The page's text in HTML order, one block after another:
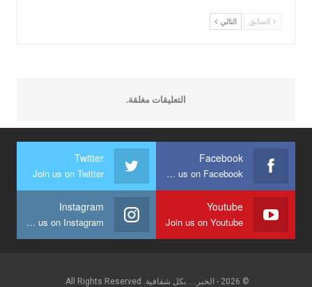
السابق التالي
التعليقات مغلقة.
Facebook
Join us on Facebook
Twitter
Join us on Twitter
Youtube
Join us on Youtube
Instagram
Join us on Instagram
© 2026 - الخبر.....بكل شفافية. All Rights Reserved.